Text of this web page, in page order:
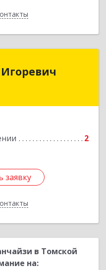
2
заявку
г. Радужный, 1 мкн.,
заявку
в Томской
на: